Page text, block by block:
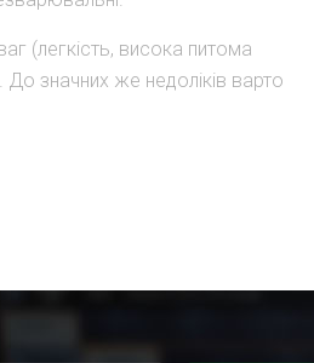
(легкість, висока питома
До значних же недоліків варто